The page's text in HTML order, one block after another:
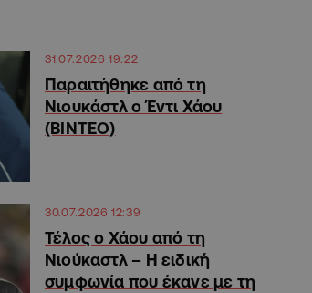
31.07.2026 19:22
Παραιτήθηκε από τη
Νιουκάστλ ο Έντι Χάου
(ΒΙΝΤΕΟ)
30.07.2026 12:39
Τέλος ο Χάου από τη
Νιούκαστλ – Η ειδική
συμφωνία που έκανε με τη